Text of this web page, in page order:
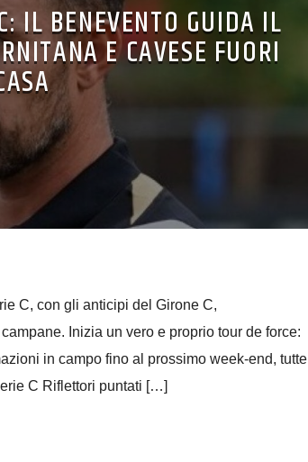
IL BENEVENTO GUIDA IL
E CAVESE FUORI
C, con gli anticipi del Girone C,
Inizia un vero e proprio tour de force:
in campo fino al prossimo week-end, tutte
C Riflettori puntati […]